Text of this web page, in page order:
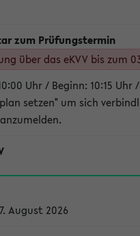
über das eKVV bis zum
Uhr / Beginn: 10:15 Uhr
setzen" um sich
August 2026